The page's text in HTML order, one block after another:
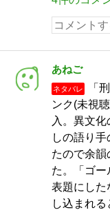
あねご
ネタバレ
「
ンク(未視
入。異文
しの語り
たので余韻
た。「ゴー
表題にした
し込まれ